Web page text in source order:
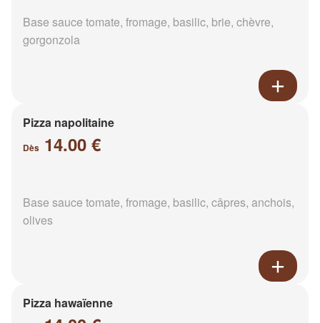
Base sauce tomate, fromage, basilic, brie, chèvre,
gorgonzola
Pizza napolitaine
Dès 14.00 €
Base sauce tomate, fromage, basilic, câpres, anchois,
olives
Pizza hawaïenne